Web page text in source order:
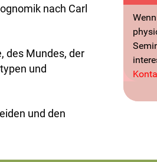
nach Carl
des Mundes, der
und
und den